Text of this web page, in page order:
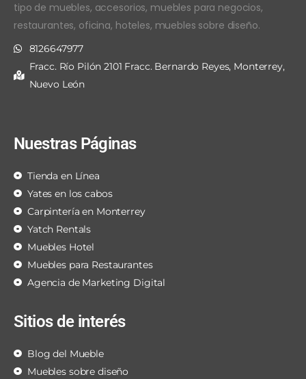
tipo de muebles, accesorios, muebles para negocios,
restaurantes, oficina, hoteles, muebles sobre diseño.
8126647977
Fracc. Río Pilón 2101 Fracc. Bernardo Reyes, Monterrey,
Nuevo León
Nuestras Páginas
Tienda en Línea
Yates en los cabos
Carpintería en Monterrey
Yatch Rentals
Muebles Hotel
Muebles para Restaurantes
Agencia de Marketing Digital
Sitios de interés
Blog del Mueble
Muebles sobre diseño